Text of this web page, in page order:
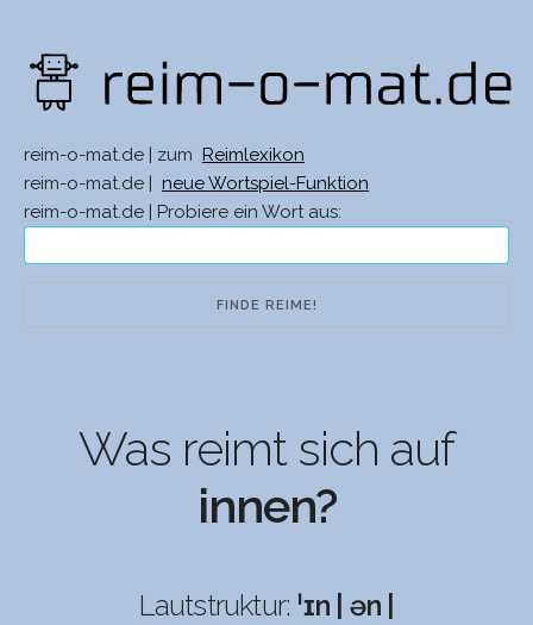
reim-o-mat.de | zum
Reimlexikon
reim-o-mat.de |
neue Wortspiel-Funktion
reim-o-mat.de | Probiere ein Wort aus:
Was reimt sich auf
innen?
Lautstruktur: ˈɪn | ən |